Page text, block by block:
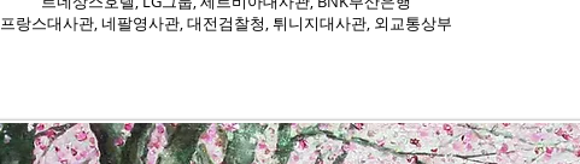
프랑스대사관, 네팔영사관, 대전검찰청, 튀니지대사관, 외교통상부